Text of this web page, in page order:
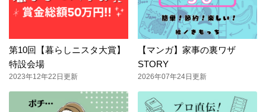
第10回【暮らしニスタ大賞】
特設会場
2023年12年22日更新
【マンガ】家事の裏ワザ
STORY
2026年07年24日更新